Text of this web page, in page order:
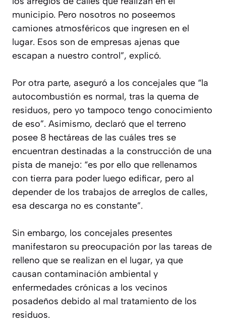
municipio. Pero nosotros no poseemos
camiones atmosféricos que ingresen en el
lugar. Esos son de empresas ajenas que
escapan a nuestro control”, explicó.
Por otra parte, aseguró a los concejales que “la
autocombustión es normal, tras la quema de
residuos, pero yo tampoco tengo conocimiento
de eso”. Asimismo, declaró que el terreno
posee 8 hectáreas de las cuáles tres se
encuentran destinadas a la construcción de una
pista de manejo: “es por ello que rellenamos
con tierra para poder luego edificar, pero al
depender de los trabajos de arreglos de calles,
esa descarga no es constante”.
Sin embargo, los concejales presentes
manifestaron su preocupación por las tareas de
relleno que se realizan en el lugar, ya que
causan contaminación ambiental y
enfermedades crónicas a los vecinos
posadeños debido al mal tratamiento de los
residuos.